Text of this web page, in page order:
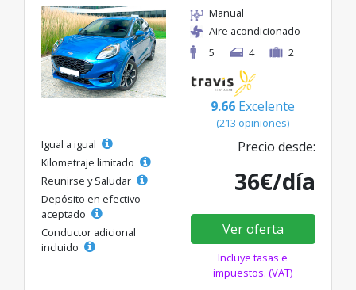
Manual
Aire acondicionado
5
4 2
9.66 Excelente
(213 opiniones)
Igual a igual
Kilometraje limitado
Reunirse y Saludar
Depósito en efectivo
aceptado
Conductor adicional
incluido
Precio desde:
36€/día
Ver oferta
Incluye tasas e
impuestos. (VAT)